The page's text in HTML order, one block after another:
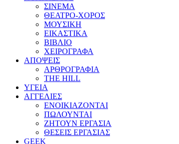
ΣΙΝΕΜΑ
ΘΕΑΤΡΟ-ΧΟΡΟΣ
ΜΟΥΣΙΚΗ
ΕΙΚΑΣΤΙΚΑ
ΒΙΒΛΙΟ
ΧΕΙΡΟΓΡΑΦΑ
ΑΠΟΨΕΙΣ
ΑΡΘΡΟΓΡΑΦΙΑ
THE HILL
ΥΓΕΙΑ
ΑΓΓΕΛΙΕΣ
ΕΝΟΙΚΙΑΖΟΝΤΑΙ
ΠΩΛΟΥΝΤΑΙ
ΖΗΤΟΥΝ ΕΡΓΑΣΙΑ
ΘΕΣΕΙΣ ΕΡΓΑΣΙΑΣ
GEEK